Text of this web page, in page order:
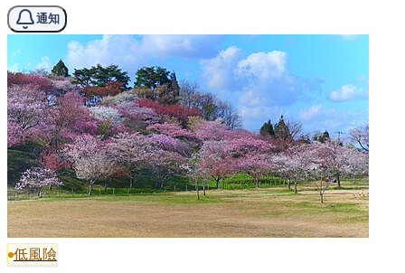
通知
低風險